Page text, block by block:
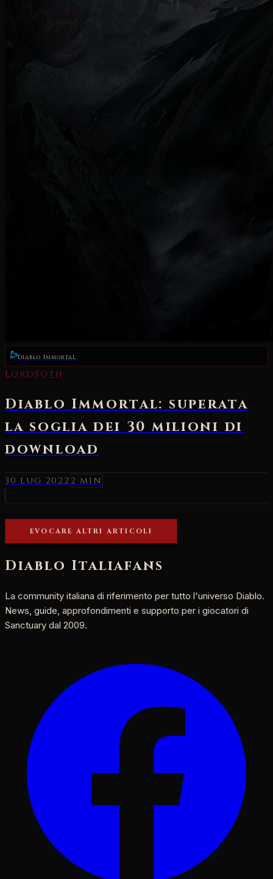
Diablo Immortal
LordSoth
Diablo Immortal: superata
la soglia dei 30 milioni di
download
30 lug 20222 min
EVOCARE ALTRI ARTICOLI
Diablo Italiafans
La community italiana di riferimento per tutto l'universo Diablo.
News, guide, approfondimenti e supporto per i giocatori di
Sanctuary dal 2009.